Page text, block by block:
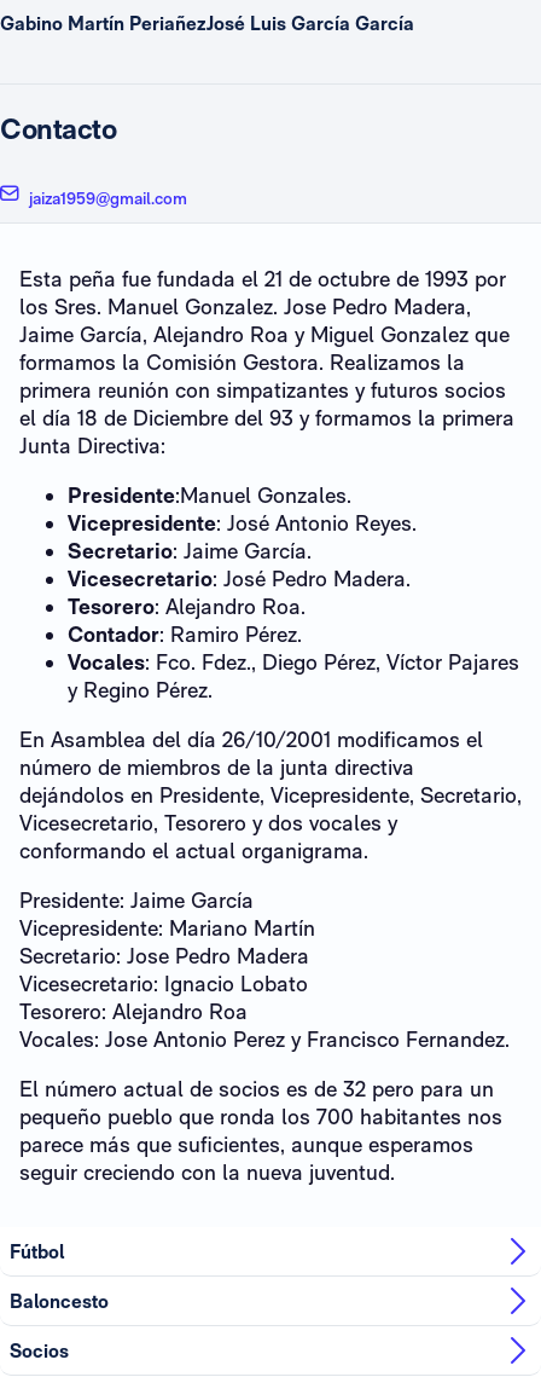
Gabino Martín PeriañezJosé Luis García García
Contacto
jaiza1959@gmail.com
Esta peña fue fundada el 21 de octubre de 1993 por
los Sres. Manuel Gonzalez. Jose Pedro Madera,
Jaime García, Alejandro Roa y Miguel Gonzalez que
formamos la Comisión Gestora. Realizamos la
primera reunión con simpatizantes y futuros socios
el día 18 de Diciembre del 93 y formamos la primera
Junta Directiva:
Presidente:Manuel Gonzales.
Vicepresidente: José Antonio Reyes.
Secretario: Jaime García.
Vicesecretario: José Pedro Madera.
Tesorero: Alejandro Roa.
Contador: Ramiro Pérez.
Vocales: Fco. Fdez., Diego Pérez, Víctor Pajares
y Regino Pérez.
En Asamblea del día 26/10/2001 modificamos el
número de miembros de la junta directiva
dejándolos en Presidente, Vicepresidente, Secretario,
Vicesecretario, Tesorero y dos vocales y
conformando el actual organigrama.
Presidente: Jaime García
Vicepresidente: Mariano Martín
Secretario: Jose Pedro Madera
Vicesecretario: Ignacio Lobato
Tesorero: Alejandro Roa
Vocales: Jose Antonio Perez y Francisco Fernandez.
El número actual de socios es de 32 pero para un
pequeño pueblo que ronda los 700 habitantes nos
parece más que suficientes, aunque esperamos
seguir creciendo con la nueva juventud.
Fútbol
Baloncesto
Socios